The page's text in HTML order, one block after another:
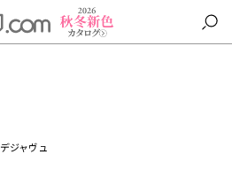
デジャヴュ